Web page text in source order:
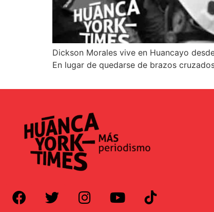
Dickson Morales vive en Huancayo
En lugar de quedarse de brazos